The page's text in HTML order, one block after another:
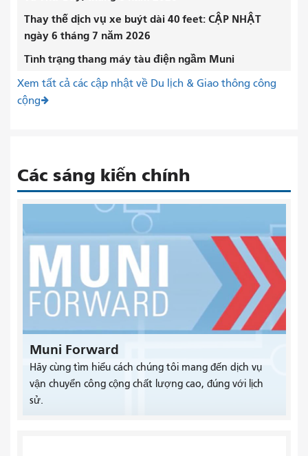
Thay thế dịch vụ xe buýt dài 40 feet: CẬP NHẬT
ngày 6 tháng 7 năm 2026
Tình trạng thang máy tàu điện ngầm Muni
Xem tất cả các cập nhật về Du lịch & Giao thông công
cộng
Các sáng kiến ​​chính
Muni Forward
Hãy cùng tìm hiểu cách chúng tôi mang đến dịch vụ
vận chuyển công cộng chất lượng cao, đúng với lịch
sử.